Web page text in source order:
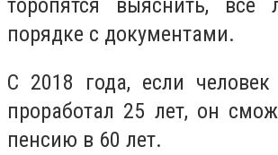
торопятся выяснить,
порядке с документами.
С 2018 года, если
проработал 25 лет, он
пенсию в 60 лет.